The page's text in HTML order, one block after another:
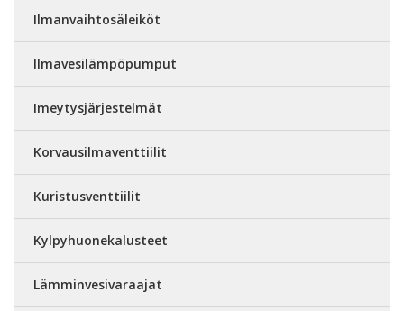
Ilmanvaihtosäleiköt
Ilmavesilämpöpumput
Imeytysjärjestelmät
Korvausilmaventtiilit
Kuristusventtiilit
Kylpyhuonekalusteet
Lämminvesivaraajat